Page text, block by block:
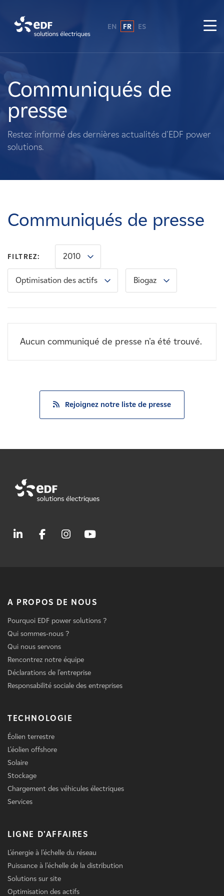
A propos de nous
Ce que nous faisons
Propriétaires fonciers
Carrières
Nouvelles
Contactez-nous
EN FR ES
Communiqués de
presse
Restez informé des dernières actualités d'EDF power
solutions.
Communiqués de presse
FILTREZ: 2010
Optimisation des actifs Biogaz
Aucun communiqué de presse n'a été trouvé.
Rejoignez notre liste de presse
A PROPOS DE NOUS
Pourquoi EDF power solutions ?
Qui sommes-nous ?
Qui nous servons
Rencontrez notre équipe
Déclarations de l'entreprise
Responsabilité sociale des entreprises
TECHNOLOGIE
Éolien terrestre
L'éolien offshore
Solaire
Stockage
Chargement des véhicules électriques
Services
LIGNE D'AFFAIRES
L'énergie à l'échelle du réseau
Puissance à l'échelle de la distribution
Solutions sur site
Optimisation des actifs